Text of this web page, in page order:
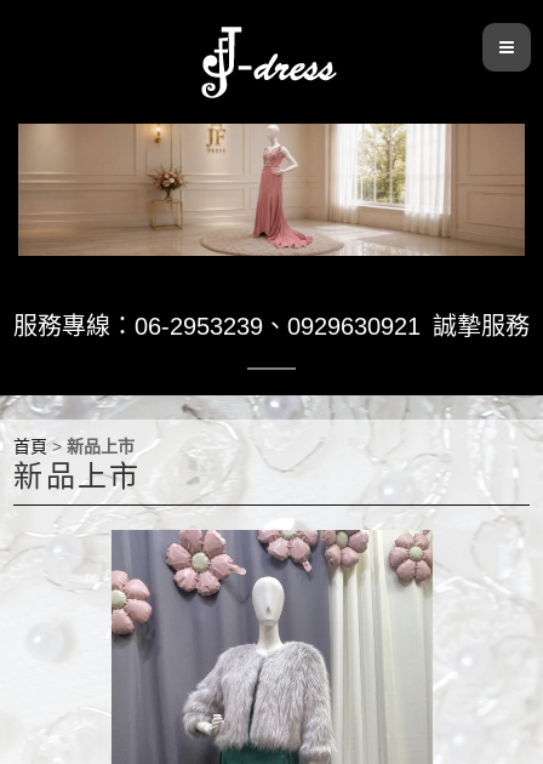
服務專線：06-2953239 、 0929630921 誠摯服務
首頁>新品上市
新品上市